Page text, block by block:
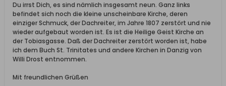
Du irrst Dich, es sind nämlich insgesamt neun. Ganz links
befindet sich noch die kleine unscheinbare Kirche, deren
einziger Schmuck, der Dachreiter, im Jahre 1807 zerstört und nie
wieder aufgebaut worden ist. Es ist die Heilige Geist Kirche an
der Tobiasgasse. Daß der Dachreiter zerstört worden ist, habe
ich dem Buch St. Trinitates und andere Kirchen in Danzig von
Willi Drost entnommen.
Mit freundlichen Grüßen